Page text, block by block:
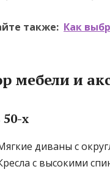
также: Как
мебели и
х
диваны с
с высокими